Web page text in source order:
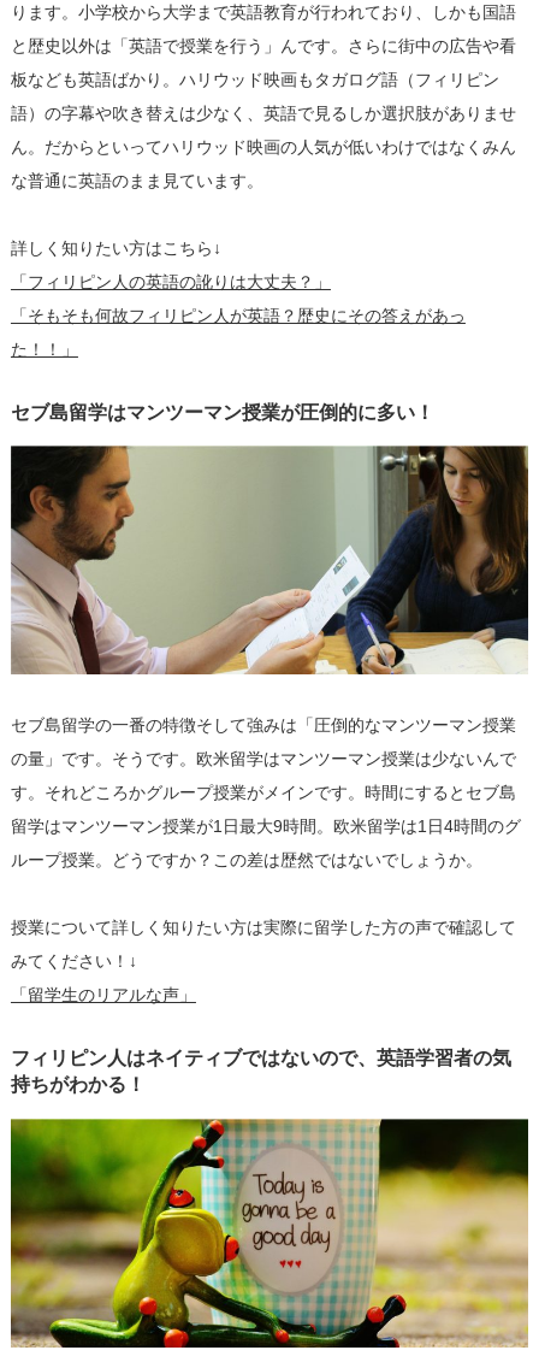
ります。小学校から大学まで英語教育が行われており、しかも国語
と歴史以外は「英語で授業を行う」んです。さらに街中の広告や看
板なども英語ばかり。ハリウッド映画もタガログ語（フィリピン
語）の字幕や吹き替えは少なく、英語で見るしか選択肢がありませ
ん。だからといってハリウッド映画の人気が低いわけではなくみん
な普通に英語のまま見ています。
詳しく知りたい方はこちら↓
「フィリピン人の英語の訛りは大丈夫？」
「そもそも何故フィリピン人が英語？歴史にその答えがあっ
た！！」
セブ島留学はマンツーマン授業が圧倒的に多い！
セブ島留学の一番の特徴そして強みは「圧倒的なマンツーマン授業
の量」です。そうです。欧米留学はマンツーマン授業は少ないんで
す。それどころかグループ授業がメインです。時間にするとセブ島
留学はマンツーマン授業が1日最大9時間。欧米留学は1日4時間のグ
ループ授業。どうですか？この差は歴然ではないでしょうか。
授業について詳しく知りたい方は実際に留学した方の声で確認して
みてください！↓
「留学生のリアルな声」
フィリピン人はネイティブではないので、英語学習者の気
持ちがわかる！